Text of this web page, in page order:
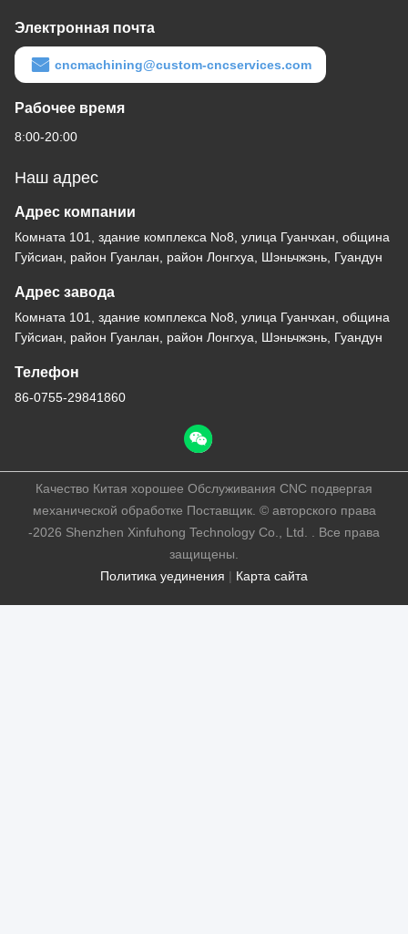
Электронная почта
cncmachining@custom-cncservices.com
Рабочее время
8:00-20:00
Наш адрес
Адрес компании
Комната 101, здание комплекса No8, улица Гуанчхан, община
Гуйсиан, район Гуанлан, район Лонгхуа, Шэньчжэнь, Гуандун
Адрес завода
Комната 101, здание комплекса No8, улица Гуанчхан, община
Гуйсиан, район Гуанлан, район Лонгхуа, Шэньчжэнь, Гуандун
Телефон
86-0755-29841860
Политика уединения | Карта сайта
Качество Китая хорошее Обслуживания CNC подвергая
механической обработке Поставщик. © авторского права
-2026 Shenzhen Xinfuhong Technology Co., Ltd. . Все права
защищены.